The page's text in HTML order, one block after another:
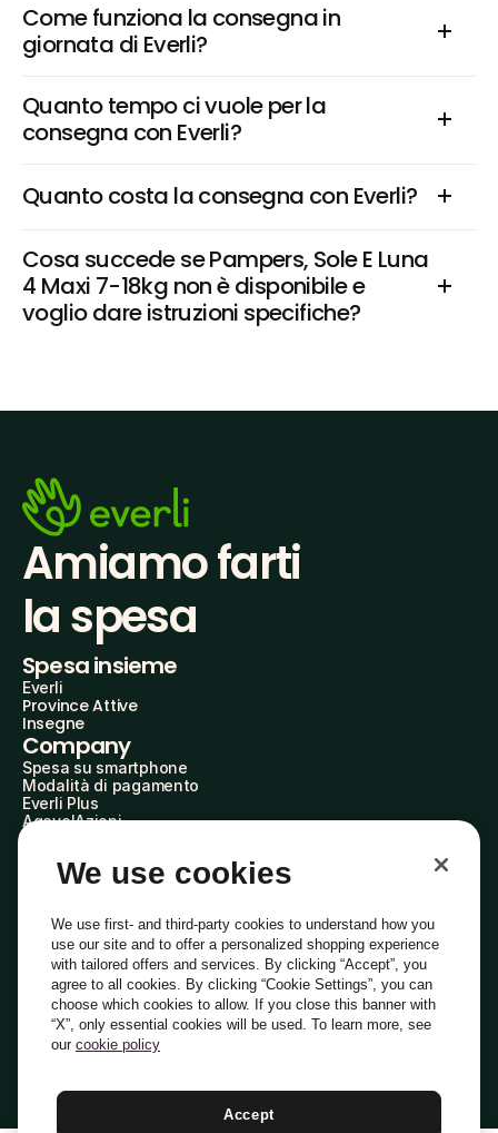
Come funziona la consegna in
giornata di Everli?
Quanto tempo ci vuole per la
consegna con Everli?
Quanto costa la consegna con Everli?
Cosa succede se Pampers, Sole E Luna
4 Maxi 7-18kg non è disponibile e
voglio dare istruzioni specifiche?
Amiamo farti
la spesa
Spesa insieme
Everli
Province Attive
Insegne
Company
Spesa su smartphone
Modalità di pagamento
Everli Plus
AgevolAzioni
Everli Shoppers
Scopri chi siamo
Domande frequenti
Lavora con noi
Diventa Shopper
Investitori
PrivacyCookiePreferenze Cookie
Termini e Condizioni
Italiano
We use cookies
We use first- and third-party cookies to understand how you
use our site and to offer a personalized shopping experience
with tailored offers and services. By clicking “Accept”, you
agree to all cookies. By clicking “Cookie Settings”, you can
choose which cookies to allow. If you close this banner with
“X”, only essential cookies will be used. To learn more, see
our cookie policy
Accept